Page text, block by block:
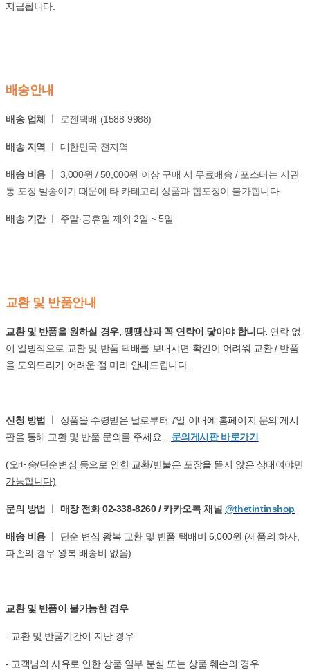
지급됩니다.
배송안내
배송 업체 ㅣ 로젠택배 (1588-9988)
배송 지역 ㅣ 대한민국 전지역
배송 비용 ㅣ 3,000원 / 50,000원 이상 구매 시 무료배송 / 포스터는 지관
통 포장 발송이기 때문에 타 카테고리 상품과 합포장이 불가합니다
배송 기간 ㅣ 주말·공휴일 제외 2일 ~ 5일
교환 및 반품안내
교환 및 반품을 원하실 경우, 땡땡샵과 꼭 연락이 닿아야 합니다. 연락 없
이 일방적으로 교환 및 반품 택배를 보내시면 확인이 어려워 교환 / 반품
을 도와드리기 어려운 점 미리 안내드립니다.
신청 방법 ㅣ 상품을 수령받은 날로부터 7일 이내에 홈페이지 문의 게시
판을 통해 교환 및 반품 문의를 주세요. 문의게시판 바로가기
(오배송/단순변심 등으로 인한 교환/반불은 포장을 뜯지 않은 상태여야만
가능합니다)
문의 방법 ㅣ 매장 전화 02-338-8260 / 카카오톡 채널 @thetintinshop
배송 비용 ㅣ
단순 변심 왕복 교환 및 반품 택배비 6,000원 (제품의 하자,
파손의 경우 왕복 배송비 없음)
교환 및 반품이 불가능한 경우
- 교환 및 반품기간이 지난 경우
- 고객님의 사유로 인한 상품 일부 분실 또는 상품 훼손의 경우